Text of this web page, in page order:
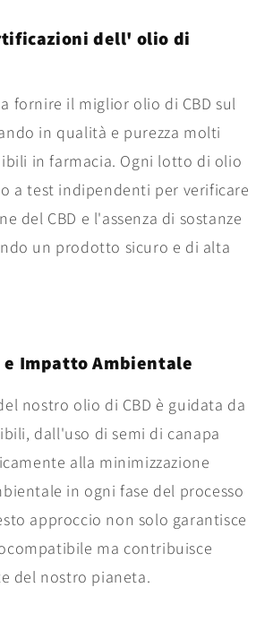
dell' olio di
fornire il miglior olio di CBD sul
in qualità e purezza molti
in farmacia. Ogni lotto di olio
a test indipendenti per verificare
del CBD e l'assenza di sostanze
un prodotto sicuro e di alta
Impatto Ambientale
nostro olio di CBD è guidata da
dall'uso di semi di canapa
alla minimizzazione
in ogni fase del processo
approccio non solo garantisce
ma contribuisce
del nostro pianeta.